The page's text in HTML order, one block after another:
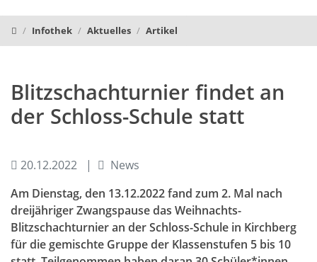
Schloss-Schule Kirchberg
Infothek Aktuelles Artikel
Blitzschachturnier findet an
der Schloss-Schule statt
20.12.2022
News
Am Dienstag, den 13.12.2022 fand zum 2. Mal nach
dreijähriger Zwangspause das Weihnachts-
Blitzschachturnier an der Schloss-Schule in Kirchberg
für die gemischte Gruppe der Klassenstufen 5 bis 10